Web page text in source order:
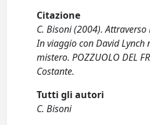
Citazione
C. Bisoni (2004).
In viaggio con David Lynch
mistero. POZZUOLO DEL
Costante.
Tutti gli autori
C. Bisoni